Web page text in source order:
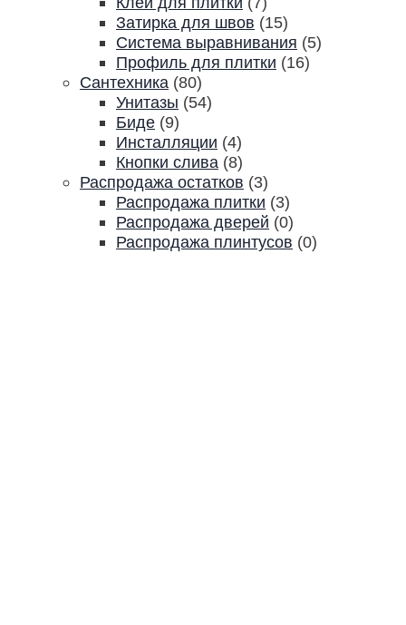
Затирка для швов (15)
Система выравнивания (5)
Профиль для плитки (16)
Сантехника (80)
Унитазы (54)
Биде (9)
Инсталляции (4)
Кнопки слива (8)
Распродажа остатков (3)
Распродажа плитки (3)
Распродажа дверей (0)
Распродажа плинтусов (0)